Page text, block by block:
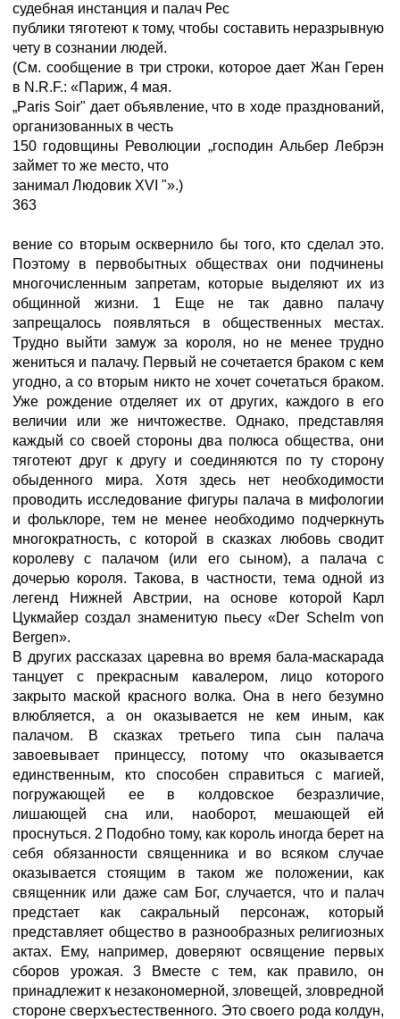
судебная инстанция и палач Рес
публики тяготеют к тому, чтобы составить неразрывную
чету в сознании людей.
(См. сообщение в три строки, которое дает Жан Герен
в N.R.F.: «Париж, 4 мая.
„Paris Soir" дает объявление, что в ходе празднований,
организованных в честь
150 годовщины Революции „господин Альбер Лебрэн
займет то же место, что
занимал Людовик XVI "».)
363
вение со вторым осквернило бы того, кто сделал это.
Поэтому в первобытных обществах они подчинены
многочисленным запретам, которые выделяют их из
общинной жизни. 1 Еще не так давно палачу
запрещалось появляться в общественных местах.
Трудно выйти замуж за короля, но не менее трудно
жениться и палачу. Первый не сочетается браком с кем
угодно, а со вторым никто не хочет сочетаться браком.
Уже рождение отделяет их от других, каждого в его
величии или же ничтожестве. Однако, представляя
каждый со своей стороны два полюса общества, они
тяготеют друг к другу и соединяются по ту сторону
обыденного мира. Хотя здесь нет необходимости
проводить исследование фигуры палача в мифологии
и фольклоре, тем не менее необходимо подчеркнуть
многократность, с которой в сказках любовь сводит
королеву с палачом (или его сыном), а палача с
дочерью короля. Такова, в частности, тема одной из
легенд Нижней Австрии, на основе которой Карл
Цукмайер создал знаменитую пьесу «Der Schelm von
Bergen».
В других рассказах царевна во время бала-маскарада
танцует с прекрасным кавалером, лицо которого
закрыто маской красного волка. Она в него безумно
влюбляется, а он оказывается не кем иным, как
палачом. В сказках третьего типа сын палача
завоевывает принцессу, потому что оказывается
единственным, кто способен справиться с магией,
погружающей ее в колдовское безразличие,
лишающей сна или, наоборот, мешающей ей
проснуться. 2 Подобно тому, как король иногда берет на
себя обязанности священника и во всяком случае
оказывается стоящим в таком же положении, как
священник или даже сам Бог, случается, что и палач
предстает как сакральный персонаж, который
представляет общество в разнообразных религиозных
актах. Ему, например, доверяют освящение первых
сборов урожая. 3 Вместе с тем, как правило, он
принадлежит к незакономерной, зловещей, зловредной
стороне сверхъестественного. Это своего рода колдун,